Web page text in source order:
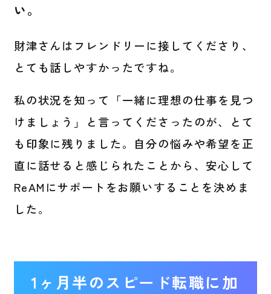
い。
財津さんはフレンドリーに接してくださり、
とても話しやすかったですね。
私の状況を知って「一緒に理想の仕事を見つ
けましょう」と言ってくださったのが、とて
も印象に残りました。自分の悩みや希望を正
直に話せると感じられたことから、安心して
ReAMにサポートをお願いすることを決めま
した。
1ヶ月半のスピード転職に加